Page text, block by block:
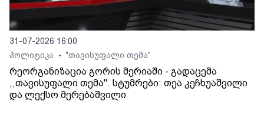
31-07-2026 16:00
პოლიტიკა
• "თავისუფალი თემა"
რეორგანიზაცია გორის მერიაში - გადაცემა
,,თავისუფალი თემა". სტუმრები: თეა კეჩხუაშვილი
და ლექსო მერებაშვილი